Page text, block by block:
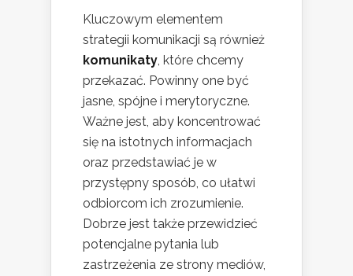
Kluczowym elementem
strategii komunikacji są również
komunikaty, które chcemy
przekazać. Powinny one być
jasne, spójne i merytoryczne.
Ważne jest, aby koncentrować
się na istotnych informacjach
oraz przedstawiać je w
przystępny sposób, co ułatwi
odbiorcom ich zrozumienie.
Dobrze jest także przewidzieć
potencjalne pytania lub
zastrzeżenia ze strony mediów,